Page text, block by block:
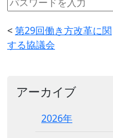
アーカイブ
2026年
<第29回働き方改革に関
する協議会